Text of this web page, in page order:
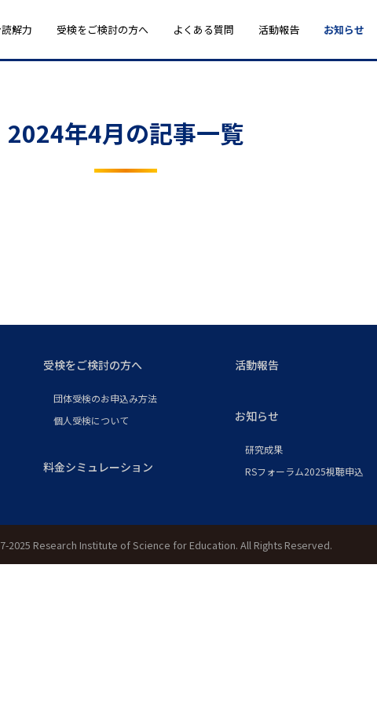
解力 受検をご検討の方へ よくある質問 活動報告 お知らせ
2024年4月の記事一覧
受検をご検討の方へ
団体受検のお申込み方法
個人受検について
料金シミュレーション
活動報告
お知らせ
研究成果
RSフォーラム2025視聴申込
2025 Research Institute of Science for Education. All Rights Reserved.